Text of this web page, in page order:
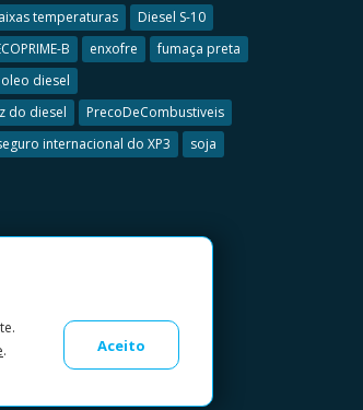
temperaturas
Diesel S-10
B enxofre
fumaça preta
oleo diesel
do diesel
PrecoDeCombustiveis
internacional do XP3
soja
. Aceito